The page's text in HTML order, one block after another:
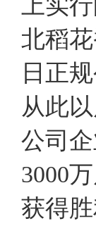
上实
北稻
日正
从此
公司
3000
获得